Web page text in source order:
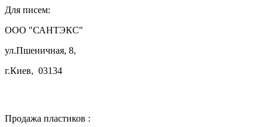
Для писем:
ООО "САНТЭКС"
ул.Пшеничная, 8,
г.Киев, 03134
Продажа пластиков :